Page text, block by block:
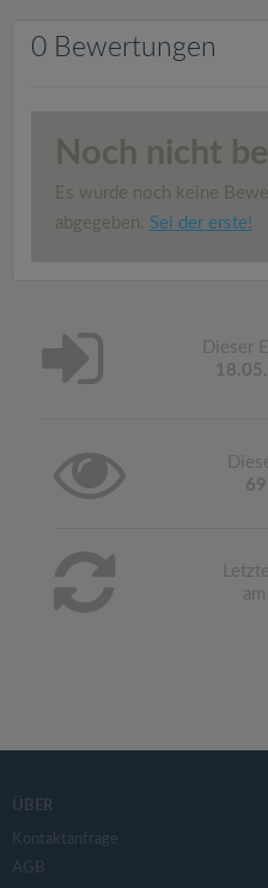
0 Bewertungen
Noch nicht
Es wurde noch keine
abgegeben. Sei der erste!
Dieser
am
ÜBER
Kontaktanfrage
AGB